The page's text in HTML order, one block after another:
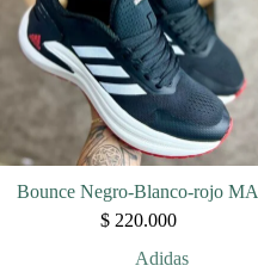
Bounce Negro-Blanco-rojo MA
$220.000
Adidas